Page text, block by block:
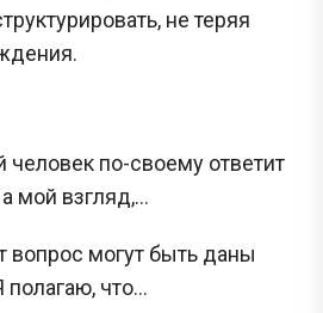
не теряя
по-своему ответит
мой взгляд,...
вопрос могут быть даны
что...